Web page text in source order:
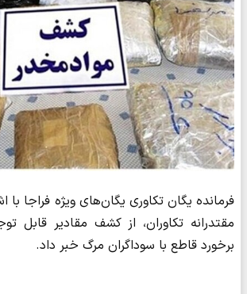
فرمانده یگان تکاوری یگان‌های ویژه فراجا با
مقتدرانه تکاوران، از کشف مقادیر قابل
برخورد قاطع با سوداگران مرگ خبر داد.